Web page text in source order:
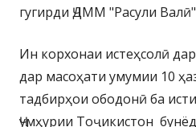
гугирди ҶДММ "Расули
Ин корхонаи истеҳсолӣ
дар масоҳати умумии 10
тадбирҳои ободонӣ ба
Ҷумҳурии Тоҷикистон